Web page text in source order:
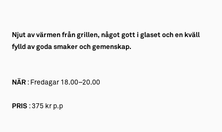
Njut av värmen från grillen, något gott i glaset och en kväll
fylld av goda smaker och gemenskap.
NÄR : Fredagar 18.00–20.00
PRIS : 375 kr p.p